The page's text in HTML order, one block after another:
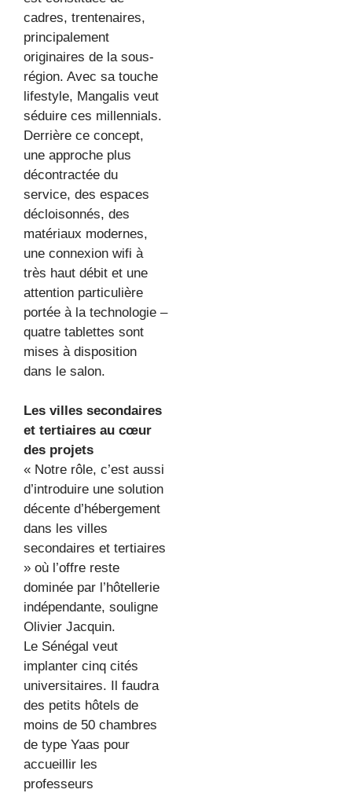
cadres, trentenaires,
principalement
originaires de la sous-
région. Avec sa touche
lifestyle, Mangalis veut
séduire ces millennials.
Derrière ce concept,
une approche plus
décontractée du
service, des espaces
décloisonnés, des
matériaux modernes,
une connexion wifi à
très haut débit et une
attention particulière
portée à la technologie –
quatre tablettes sont
mises à disposition
dans le salon.
Les villes secondaires
et tertiaires au cœur
des projets
« Notre rôle, c’est aussi
d’introduire une solution
décente d’hébergement
dans les villes
secondaires et tertiaires
» où l’offre reste
dominée par l’hôtellerie
indépendante, souligne
Olivier Jacquin.
Le Sénégal veut
implanter cinq cités
universitaires. Il faudra
des petits hôtels de
moins de 50 chambres
de type Yaas pour
accueillir les
professeurs